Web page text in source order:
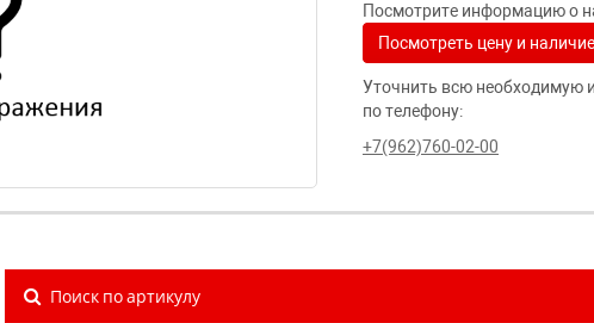
Посмотрите информацию о
Посмотреть цену и наличие
Уточнить всю необходимую
по телефону:
+7(962)760-02-00
Поиск по артикулу